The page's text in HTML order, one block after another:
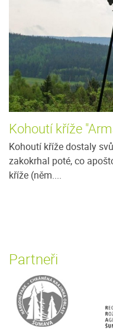
Kohoutí kříže
Kohoutí kříže dostaly
zakokrhal poté, co
kříže (něm....
Partneři